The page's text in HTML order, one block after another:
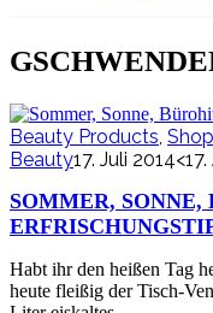
Beauty Products,
Beauty17. Juli 2014
SOMMER,
Habt ihr den heißen Tag
heute fleißig der Tisch-